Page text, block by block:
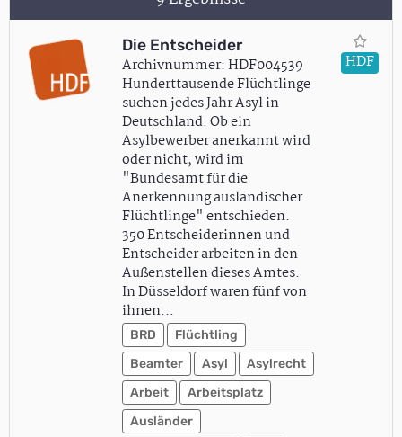
Die Entscheider
Archivnummer: HDF004539
Hunderttausende Flüchtlinge
suchen jedes Jahr Asyl in
Deutschland. Ob ein
Asylbewerber anerkannt wird
oder nicht, wird im
"Bundesamt für die
Anerkennung ausländischer
Flüchtlinge" entschieden.
350 Entscheiderinnen und
Entscheider arbeiten in den
Außenstellen dieses Amtes.
In Düsseldorf waren fünf von
ihnen…
BRD
Flüchtling
Beamter
Asyl
Asylrecht
Arbeit
Arbeitsplatz
Ausländer
HDF